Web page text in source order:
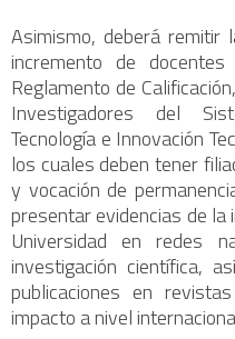
Asimismo, deberá remitir
incremento de
Reglamento de
Investigadores del
Tecnología e Innovación
los cuales deben tener
y vocación de
presentar evidencias de la
Universidad en redes
investigación científica,
publicaciones en
impacto a nivel